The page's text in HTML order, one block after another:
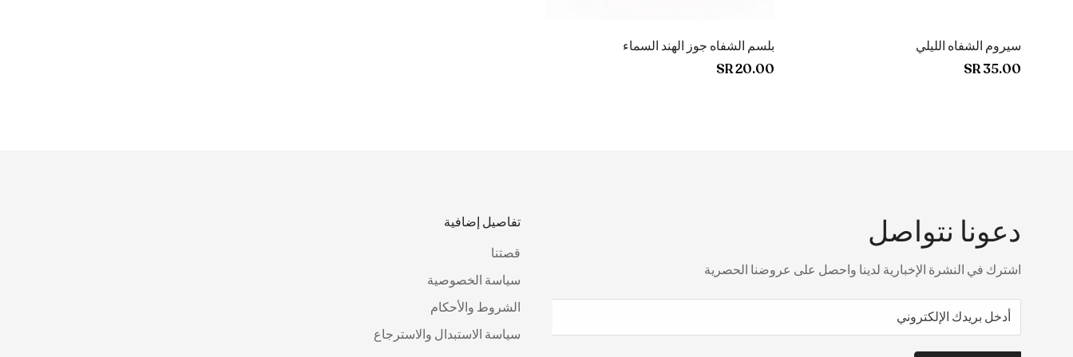
إضافة سريعةسيروم الشفاه الليلي
السعر
35.00 SR
بلسم الشفاه جوز الهند السماء
السعر
20.00 SR
دعونا نتواصل
اشترك في النشرة الإخبارية لدينا واحصل على عروضنا الحصرية
تفاصيل إضافية
قصتنا
سياسة الخصوصية
الشروط والأحكام
سياسة الاستبدال والاسترجاع